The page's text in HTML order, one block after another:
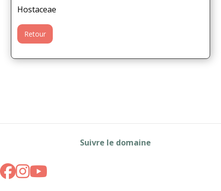
Hostaceae
Retour
Suivre le domaine